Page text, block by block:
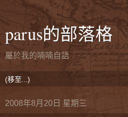
parus的部落格
屬於我的喃喃自語
2008年8月20日 星期三